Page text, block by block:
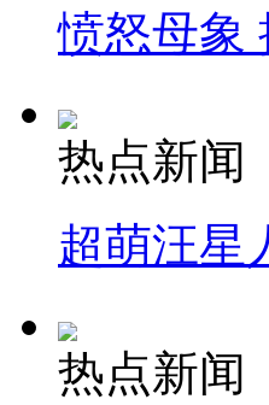
愤怒母象
热点新闻
超萌汪星
热点新闻